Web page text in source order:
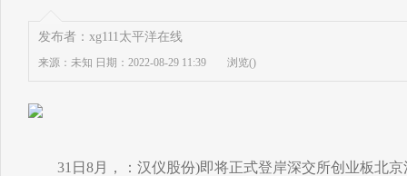
发布者：xg111太平洋在线
来源：未知 日期：2022-08-29 11:39 浏览()
31日8月，：汉仪股份)即将正式登岸深交所创业板北京